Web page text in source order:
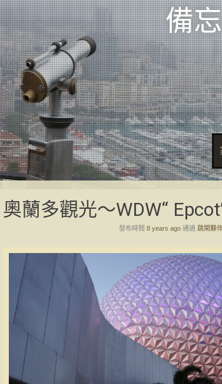
備
奧蘭多觀光〜WDW“
發布時間 8 years ago 通過 跳閘夥